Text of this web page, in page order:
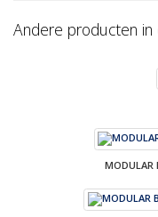
Andere producten in
MODULAR